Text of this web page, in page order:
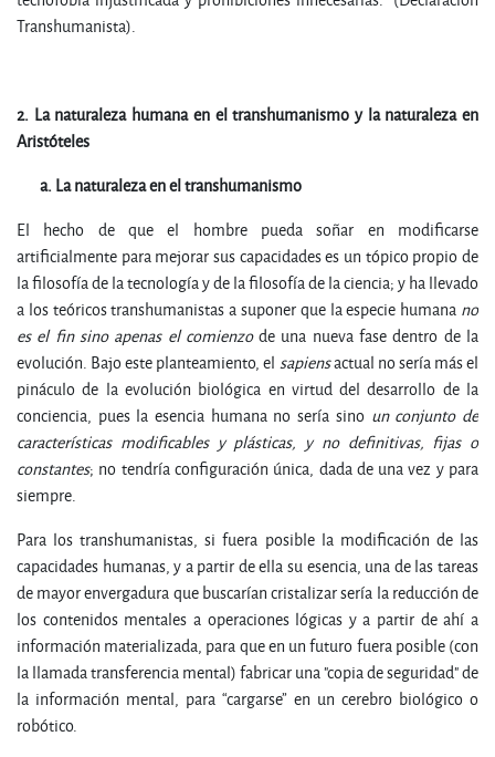
Transhumanista).
2. La naturaleza humana en el transhumanismo y la naturaleza en
Aristóteles
a.Lanaturalezaeneltranshumanismo
El hecho de que el hombre pueda soñar en modificarse
artificialmente para mejorar sus capacidades es un tópico propio de
la filosofía de la tecnología y de la filosofía de la ciencia; y ha llevado
a los teóricos transhumanistas a suponer que la especie humana no
es el fin sino apenas el comienzode una nueva fase dentro de la
evolución. Bajo este planteamiento, el sapiensactual no sería más el
pináculo de la evolución biológica en virtud del desarrollo de la
conciencia, pues la esencia humana no sería sino un conjunto de
características modificables y plásticas, y no definitivas, fijas o
constantes; no tendría configuración única, dada de una vez y para
siempre.
Para los transhumanistas, si fuera posible la modificación de las
capacidades humanas, y a partir de ella su esencia, una de las tareas
de mayor envergadura que buscarían cristalizar sería la reducción de
los contenidos mentales a operaciones lógicas y a partir de ahí a
información materializada, para que en un futuro fuera posible (con
la llamada transferencia mental) fabricar una "copia de seguridad" de
la información mental, para “cargarse” en un cerebro biológico o
robótico.